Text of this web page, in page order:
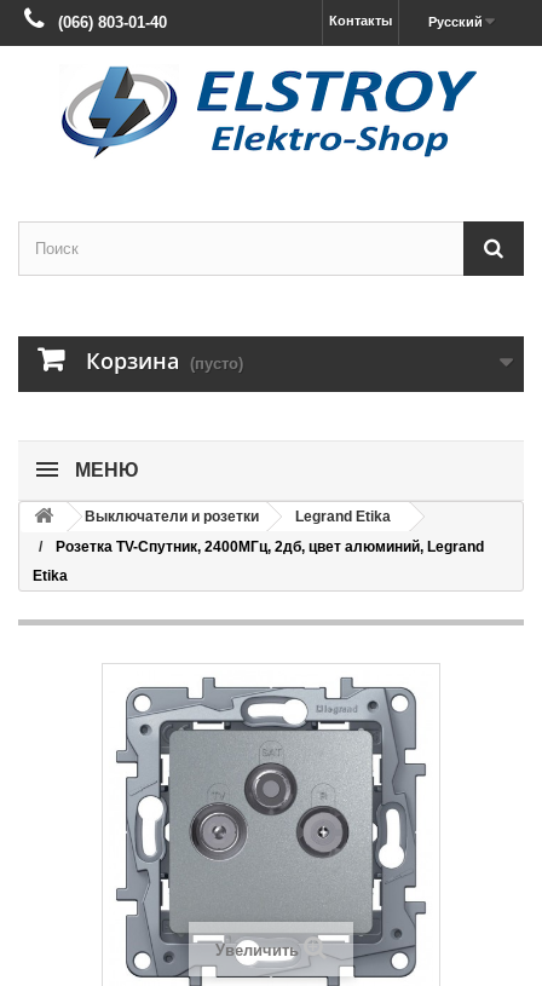
Русский
Контакты
(066) 803-01-40
Корзина (пусто)
МЕНЮ
Выключатели и розетки
Legrand Etika
Розетка TV-Спутник, 2400МГц, 2дб, цвет алюминий, Legrand
Etika
Увеличить